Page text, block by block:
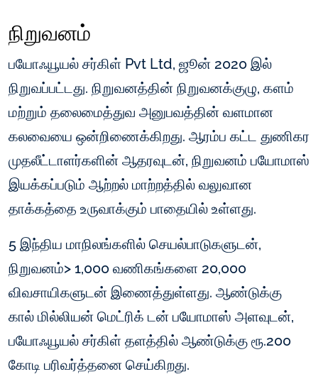
நிறுவனம்
பயோஃயூயல் சர்கிள் Pvt Ltd, ஜூன் 2020 இல்
நிறுவப்பட்டது. நிறுவனத்தின் நிறுவனக்குழு, களம்
மற்றும் தலைமைத்துவ அனுபவத்தின் வளமான
கலவையை ஒன்றிணைக்கிறது. ஆரம்ப கட்ட துணிகர
முதலீட்டாளர்களின் ஆதரவுடன், நிறுவனம் பயோமாஸ்
இயக்கப்படும் ஆற்றல் மாற்றத்தில் வலுவான
தாக்கத்தை உருவாக்கும் பாதையில் உள்ளது.
5 இந்திய மாநிலங்களில் செயல்பாடுகளுடன்,
நிறுவனம்> 1,000 வணிகங்களை 20,000
விவசாயிகளுடன் இணைத்துள்ளது. ஆண்டுக்கு
கால் மில்லியன் மெட்ரிக் டன் பயோமாஸ் அளவுடன்,
பயோஃயூயல் சர்கிள் தளத்தில் ஆண்டுக்கு ரூ.200
கோடி பரிவர்த்தனை செய்கிறது.